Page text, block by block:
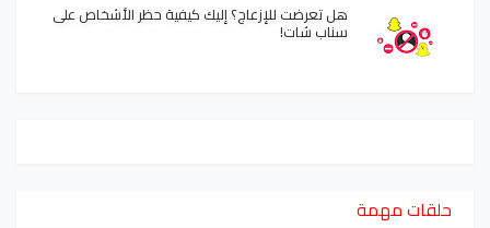
هل تعرضت للإزعاج؟ إليك كيفية حظر الأشخاص على
سناب شات!
حلقات مهمة